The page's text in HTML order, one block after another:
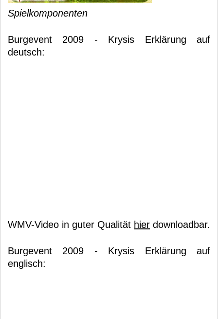
Spielkomponenten
Burgevent 2009 - Krysis Erklärung auf
deutsch:
WMV-Video in guter Qualität hier downloadbar.
Burgevent 2009 - Krysis Erklärung auf
englisch: